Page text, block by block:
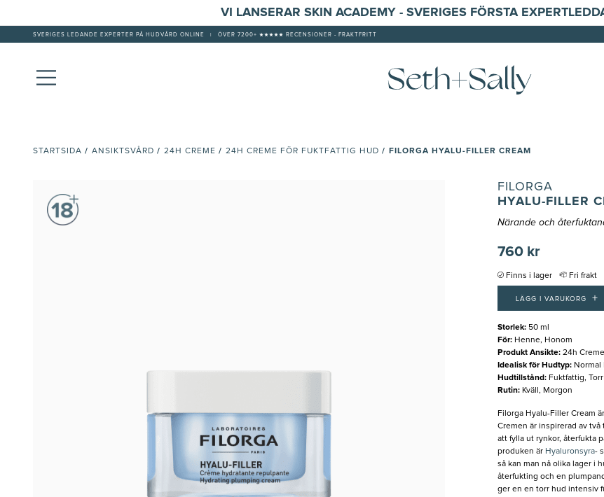
VI LANSERAR SKIN ACADEMY - SVERIGES FÖRSTA
SVERIGES LEDANDE EXPERTER PÅ HUDVÅRD ONLINE ÖVER 7200+ ★★★★★ RECENSIONER - FRAKTFRITT
STARTSIDA / ANSIKTSVÅRD / 24H CREME / 24H CREME FÖR FUKTFATTIG HUD / FILORGA HYALU-FILLER CREAM
FILORGA
HYALU-FILLER
Närande och
760 kr
Finns i lager Fri frakt
LÄGG I VARUKORG +
Storlek: 50 ml
För: Henne, Honom
Produkt Ansikte: 24h
Idealisk för Hudtyp: Normal
Hudtillstånd: Fuktfattig,
Rutin: Kväll, Morgon
Filorga Hyalu-Filler Cream
Cremen är inspirerad av
att fylla ut rynkor, återfukta
produken är Hyaluronsyra-
så kan man nå olika lager i
återfukting och en
ger en en torr hud intensiv